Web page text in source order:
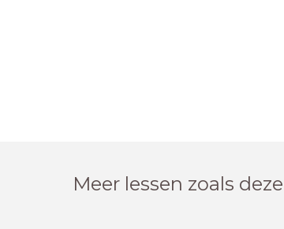
Meer lessen zoals deze